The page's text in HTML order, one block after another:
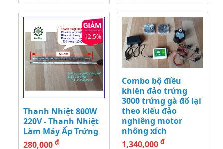
12.5%
Thanh Nhiệt 800W
220V - Thanh Nhiệt
Làm Máy Ấp Trứng
280,000 đ
Combo bộ điều
khiển đảo trứng
3000 trứng gà đổ lại
theo kiểu đảo
nghiêng motor
nhông xích
1,340,000 đ